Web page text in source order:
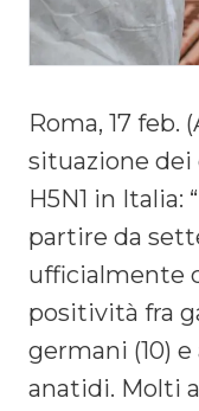
Roma, 17 feb.
situazione dei
H5N1 in Italia:
partire da
ufficialmente
positività fra
germani (10)
anatidi. Molti